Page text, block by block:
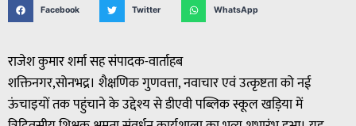
Facebook Twitter WhatsApp
राजेश कुमार शर्मा सह संपादक-वार्ताहब
शक्तिनगर,सोनभद्र। शैक्षणिक गुणवत्ता, नवाचार एवं उत्कृष्टता को नई
ऊंचाइयों तक पहुंचाने के उद्देश्य से डीएवी पब्लिक स्कूल खड़िया में